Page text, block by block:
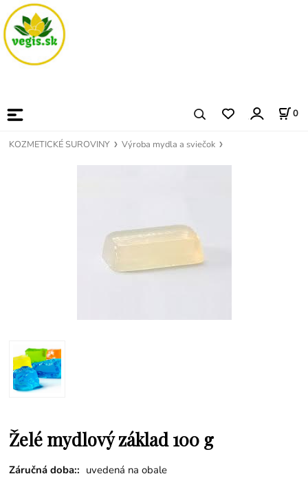
0
KOZMETICKÉ SUROVINY Výroba mydla a sviečok
Želé mydlový základ 100 g
Záručná doba:: uvedená na obale